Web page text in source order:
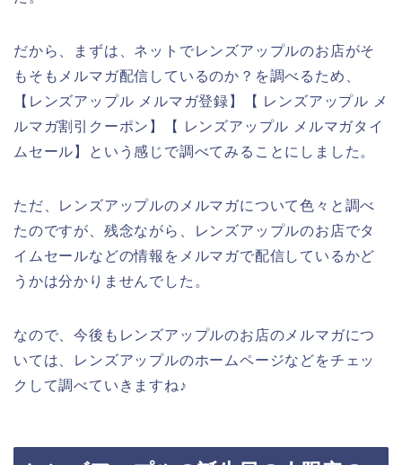
だから、まずは、ネットでレンズアップルのお店がそ
もそもメルマガ配信しているのか？を調べるため、
【レンズアップル メルマガ登録】【 レンズアップル メ
ルマガ割引クーポン】【 レンズアップル メルマガタイ
ムセール】という感じで調べてみることにしました。
ただ、レンズアップルのメルマガについて色々と調べ
たのですが、残念ながら、レンズアップルのお店でタ
イムセールなどの情報をメルマガで配信しているかど
うかは分かりませんでした。
なので、今後もレンズアップルのお店のメルマガにつ
いては、レンズアップルのホームページなどをチェッ
クして調べていきますね♪